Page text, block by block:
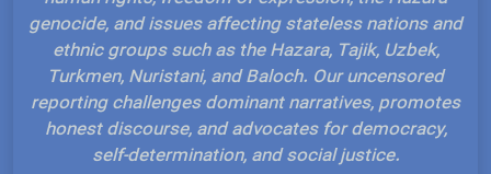
genocide, and issues affecting stateless nations and
ethnic groups such as the Hazara, Tajik, Uzbek,
Turkmen, Nuristani, and Baloch. Our uncensored
reporting challenges dominant narratives, promotes
honest discourse, and advocates for democracy,
self-determination, and social justice.